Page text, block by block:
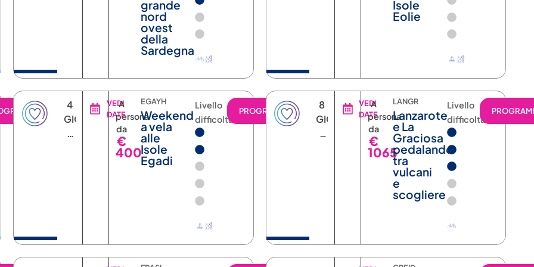
grande
nord
ovest
della
Sardegna
Isole
Eolie
4
GIORNI
3
VEDI
DATE
A
persona
da
€
400
EGAYH
Weekend
a vela
alle
Isole
Egadi
Livello
difficoltà
PROGRAMMA
8
GIORNI
7
VEDI
DATE
A
persona
da
€
1065
LANGR
Lanzarote
e La
Graciosa
pedalando
tra
vulcani
e
scogliere
Livello
difficoltà